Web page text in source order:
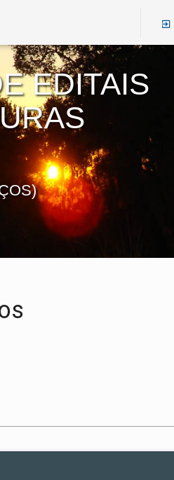
EDITAIS